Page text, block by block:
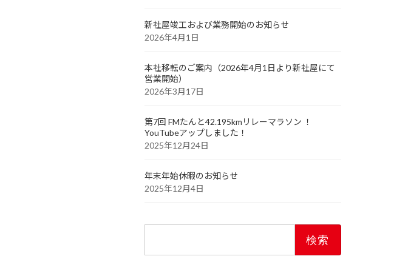
新社屋竣工および業務開始のお知らせ
2026年4月1日
本社移転のご案内（2026年4月1日より新社屋にて
営業開始）
2026年3月17日
第7回 FMたんと42.195kmリレーマラソン ！
YouTubeアップしました！
2025年12月24日
年末年始休暇のお知らせ
2025年12月4日
検